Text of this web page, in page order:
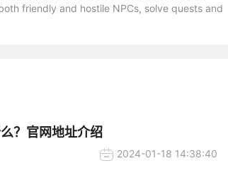
friendly and hostile NPCs, solve quests and
？官网地址介绍
2024-01-18 14:38:40